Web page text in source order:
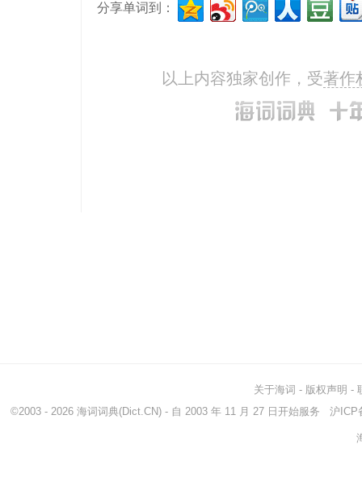
分享单词到：
以上内容独家创作，受著作
关于海词 - 版权声明 -
©2003 - 2026 海词词典(Dict.CN) - 自 2003 年 11 月 27 日开始服务 沪ICP